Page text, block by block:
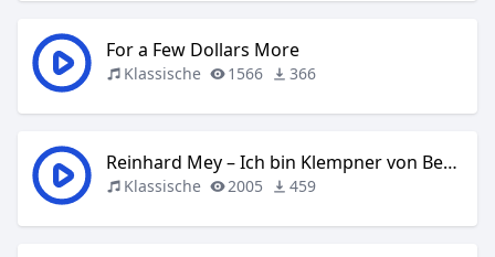
For a Few Dollars More
Klassische 1566 366
Reinhard Mey – Ich bin Klempner von Beruf
Klassische 2005 459